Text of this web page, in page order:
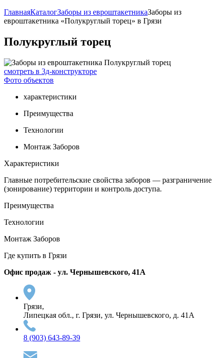
ГлавнаяКаталогЗаборы из евроштакетникаЗаборы из
евроштакетника «Полукруглый торец» в Грязи
Полукруглый торец
смотреть в 3д-конструкторе
Фото объектов
характеристики
Преимущества
Технологии
Монтаж Заборов
Характеристики
Главные потребительские свойства заборов — разграничение
(зонирование) территории и контроль доступа.
Преимущества
Технологии
Монтаж Заборов
Где купить в Грязи
Офис продаж - ул. Чернышевского, 41А
Грязи,
Липецкая обл., г. Грязи, ул. Чернышевского, д. 41А
8 (903) 643-89-39